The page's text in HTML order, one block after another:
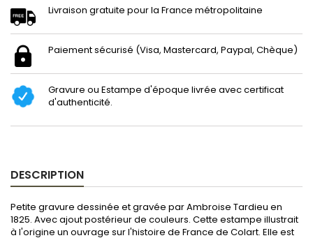
Livraison gratuite pour la France métropolitaine
Paiement sécurisé (Visa, Mastercard, Paypal, Chèque)
Gravure ou Estampe d'époque livrée avec certificat
d'authenticité.
DESCRIPTION
Petite gravure dessinée et gravée par Ambroise Tardieu en
1825. Avec ajout postérieur de couleurs. Cette estampe illustrait
à l'origine un ouvrage sur l'histoire de France de Colart. Elle est